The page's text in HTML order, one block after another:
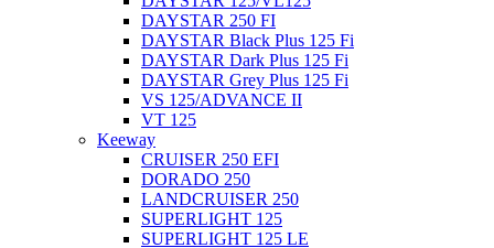
DAYSTAR 250 FI
DAYSTAR Black Plus 125 Fi
DAYSTAR Dark Plus 125 Fi
DAYSTAR Grey Plus 125 Fi
VS 125/ADVANCE II
VT 125
Keeway
CRUISER 250 EFI
DORADO 250
LANDCRUISER 250
SUPERLIGHT 125
SUPERLIGHT 125 LE